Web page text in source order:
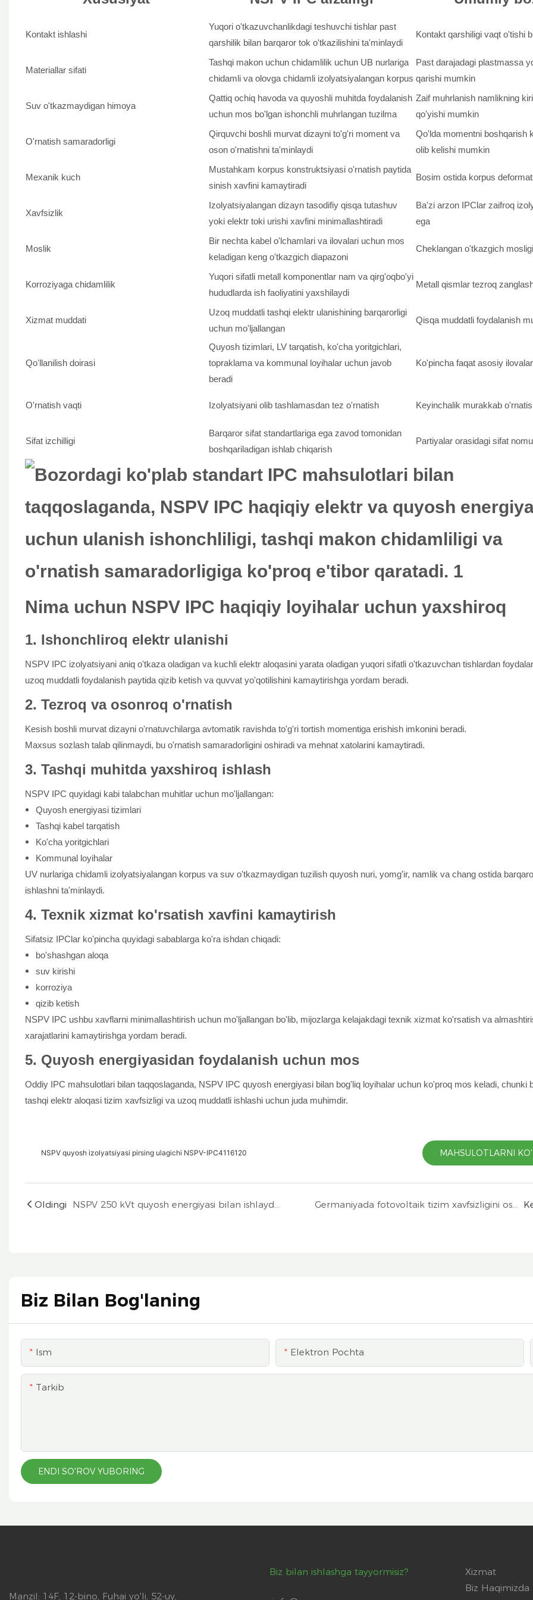
Kontakt ishlashi
Yuqori o'tkazuvchanlikdagi teshuvchi tishlar past
qarshilik bilan barqaror tok o'tkazilishini ta'minlaydi
Kontakt qarshiligi vaqt o'tishi
Materiallar sifati
Tashqi makon uchun chidamlilik uchun UB nurlariga
chidamli va olovga chidamli izolyatsiyalangan korpus
Past darajadagi plastmassa
qarishi mumkin
Suv o'tkazmaydigan himoya
Qattiq ochiq havoda va quyoshli muhitda foydalanish
uchun mos bo'lgan ishonchli muhrlangan tuzilma
Zaif muhrlanish namlikning
qo'yishi mumkin
O'rnatish samaradorligi
Qirquvchi boshli murvat dizayni to'g'ri moment va
oson o'rnatishni ta'minlaydi
Qo'lda momentni boshqarish
olib kelishi mumkin
Mexanik kuch
Mustahkam korpus konstruktsiyasi o'rnatish paytida
sinish xavfini kamaytiradi
Bosim ostida korpus
Xavfsizlik
Izolyatsiyalangan dizayn tasodifiy qisqa tutashuv
yoki elektr toki urishi xavfini minimallashtiradi
Ba'zi arzon IPClar zaifroq
ega
Moslik
Bir nechta kabel o'lchamlari va ilovalari uchun mos
keladigan keng o'tkazgich diapazoni
Cheklangan o'tkazgich mosligi
Korroziyaga chidamlilik
Yuqori sifatli metall komponentlar nam va qirg'oqbo'yi
hududlarda ish faoliyatini yaxshilaydi
Metall qismlar tezroq
Xizmat muddati
Uzoq muddatli tashqi elektr ulanishining barqarorligi
uchun mo'ljallangan
Qisqa muddatli foydalanish
Qo'llanilish doirasi
Quyosh tizimlari, LV tarqatish, ko'cha yoritgichlari,
topraklama va kommunal loyihalar uchun javob
beradi
Ko'pincha faqat asosiy
O'rnatish vaqti Izolyatsiyani olib tashlamasdan tez o'rnatish Keyinchalik murakkab
Sifat izchilligi
Barqaror sifat standartlariga ega zavod tomonidan
boshqariladigan ishlab chiqarish
Partiyalar orasidagi sifat
Nima uchun NSPV IPC haqiqiy loyihalar uchun yaxshiroq
1. Ishonchliroq elektr ulanishi
NSPV IPC izolyatsiyani aniq o'tkaza oladigan va kuchli elektr aloqasini yarata oladigan yuqori sifatli o'tkazuvchan tishlardan
uzoq muddatli foydalanish paytida qizib ketish va quvvat yo'qotilishini kamaytirishga yordam beradi.
2. Tezroq va osonroq o'rnatish
Kesish boshli murvat dizayni o'rnatuvchilarga avtomatik ravishda to'g'ri tortish momentiga erishish imkonini beradi.
Maxsus sozlash talab qilinmaydi, bu o'rnatish samaradorligini oshiradi va mehnat xatolarini kamaytiradi.
3. Tashqi muhitda yaxshiroq ishlash
NSPV IPC quyidagi kabi talabchan muhitlar uchun mo'ljallangan:
Quyosh energiyasi tizimlari
Tashqi kabel tarqatish
Ko'cha yoritgichlari
Kommunal loyihalar
UV nurlariga chidamli izolyatsiyalangan korpus va suv o'tkazmaydigan tuzilish quyosh nuri, yomg'ir, namlik va chang ostida
ishlashni ta'minlaydi.
4. Texnik xizmat ko'rsatish xavfini kamaytirish
Sifatsiz IPClar ko'pincha quyidagi sabablarga ko'ra ishdan chiqadi:
bo'shashgan aloqa
suv kirishi
korroziya
qizib ketish
NSPV IPC ushbu xavflarni minimallashtirish uchun mo'ljallangan bo'lib, mijozlarga kelajakdagi texnik xizmat ko'rsatish va
xarajatlarini kamaytirishga yordam beradi.
5. Quyosh energiyasidan foydalanish uchun mos
Oddiy IPC mahsulotlari bilan taqqoslaganda, NSPV IPC quyosh energiyasi bilan bog'liq loyihalar uchun ko'proq mos keladi, chunki
tashqi elektr aloqasi tizim xavfsizligi va uzoq muddatli ishlashi uchun juda muhimdir.
NSPV quyosh izolyatsiyasi pirsing ulagichi NSPV-IPC4116120 MAHSULOTLARNI
Oldingi Germaniyada fotovoltaik tizim xavfsizligini oshirish: Nima uchun 1500V DC izolyatorli kalitlar endi juda muhim
Biz Bilan Bog'laning
Ism Elektron Pochta
Tarkib
ENDI SO'ROV YUBORING
Manzil: 14F, 12-bino, Fuhai yo'li, 52-uy,
Biz bilan ishlashga tayyormisiz?
Xizmat
Biz Haqimizda